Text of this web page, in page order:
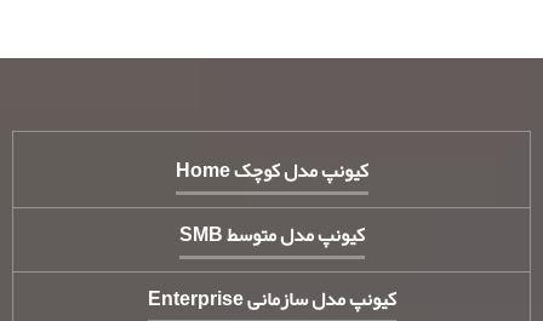
کیونپ مدل کوچک Home
کیونپ مدل متوسط SMB
کیونپ مدل سازمانی Enterprise